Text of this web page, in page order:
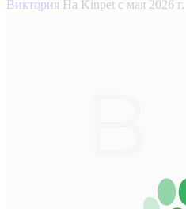
Виктория На Kinpet c мая 2026 г.